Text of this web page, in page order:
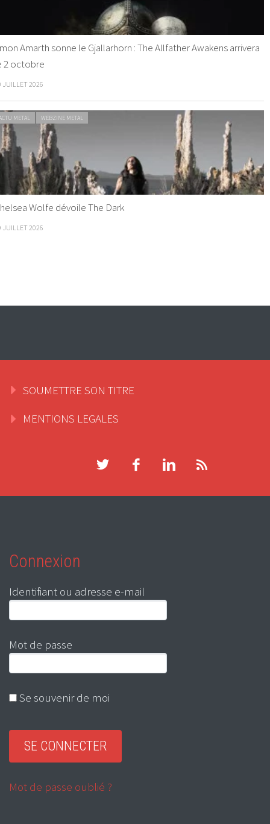
Amarth sonne le Gjallarhorn : The Allfather Awakens arrivera
2 octobre
JUILLET 2026
METAL WEBZINE METAL
Wolfe dévoile The Dark
JUILLET 2026
SOUMETTRE SON TITRE
MENTIONS LEGALES
Connexion
Identifiant ou adresse e-mail
Mot de passe
Se souvenir de moi
Mot de passe oublié ?